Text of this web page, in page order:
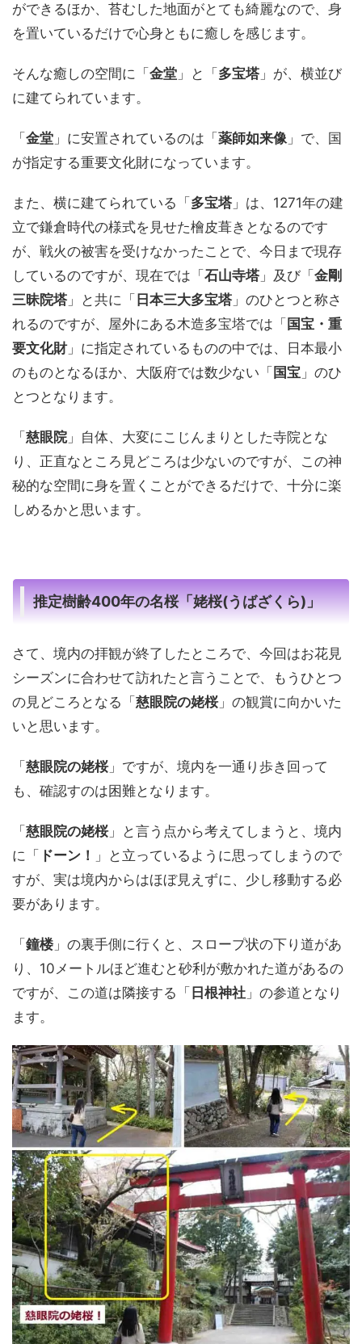
ができるほか、苔むした地面がとても綺麗なので、身
を置いているだけで心身ともに癒しを感じます。
そんな癒しの空間に「 金堂 」と「 多宝塔 」が、横並び
に建てられています。
「 金堂 」に安置されているのは「 薬師如来像」で、国
が指定する重要文化財になっています。
また、横に建てられている「 多宝塔 」は、1271年の建
立で鎌倉時代の様式を見せた檜皮葺きとなるのです
が、戦火の被害を受けなかったことで、今日まで現存
しているのですが、現在では「 石山寺塔 」及び「 金剛
三昧院塔 」と共に「 日本三大多宝塔 」のひとつと称さ
れるのですが、屋外にある木造多宝塔では「 国宝・重
要文化財」に指定されているものの中では、日本最小
のものとなるほか、大阪府では数少ない「 国宝 」のひ
とつとなります。
「 慈眼院」自体、大変にこじんまりとした寺院とな
り、正直なところ見どころは少ないのですが、この神
秘的な空間に身を置くことができるだけで、十分に楽
しめるかと思います。
推定樹齢400年の名桜「姥桜(うばざくら)」
さて、境内の拝観が終了したところで、今回はお花見
シーズンに合わせて訪れたと言うことで、もうひとつ
の見どころとなる「 慈眼院の姥桜」の観賞に向かいた
いと思います。
「 慈眼院の姥桜」ですが、境内を一通り歩き回って
も、確認すのは困難となります。
「 慈眼院の姥桜」と言う点から考えてしまうと、境内
に「 ドーン！
」と立っているように思ってしまうので
すが、実は境内からはほぼ見えずに、少し移動する必
要があります。
「 鐘楼」の裏手側に行くと、スロープ状の下り道があ
り、10メートルほど進むと砂利が敷かれた道があるの
ですが、この道は隣接する「 日根神社 」の参道となり
ます。